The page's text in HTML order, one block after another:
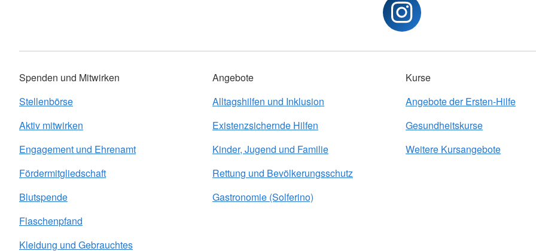
Spenden und Mitwirken
Stellenbörse
Aktiv mitwirken
Engagement und Ehrenamt
Fördermitgliedschaft
Blutspende
Flaschenpfand
Kleidung und Gebrauchtes
Angebote
Alltagshilfen und Inklusion
Existenzsichernde Hilfen
Kinder, Jugend und Familie
Rettung und Bevölkerungsschutz
Gastronomie (Solferino)
Kurse
Angebote der Ersten-Hilfe
Gesundheitskurse
Weitere Kursangebote